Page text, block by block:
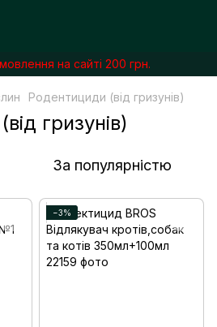
на сайті 200 грн.
Родентициди (від гризунів)
гризунів)
За популярністю
−3%